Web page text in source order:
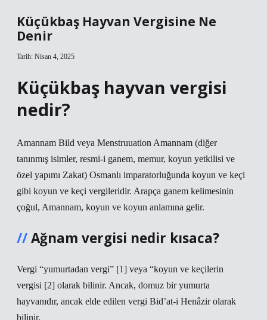
Küçükbaş Hayvan Vergisine Ne
Denir
Tarih: Nisan 4, 2025
Küçükbaş hayvan vergisi
nedir?
Amannam Bild veya Menstruuation Amannam (diğer
tanınmış isimler, resmi-i ganem, memur, koyun yetkilisi ve
özel yapımı Zakat) Osmanlı imparatorluğunda koyun ve keçi
gibi koyun ve keçi vergileridir. Arapça ganem kelimesinin
çoğul, Amannam, koyun ve koyun anlamına gelir.
Ağnam vergisi nedir kısaca?
Vergi “yumurtadan vergi” [1] veya “koyun ve keçilerin
vergisi [2] olarak bilinir. Ancak, domuz bir yumurta
hayvanıdır, ancak elde edilen vergi Bid’at-i Henâzir olarak
bilinir.